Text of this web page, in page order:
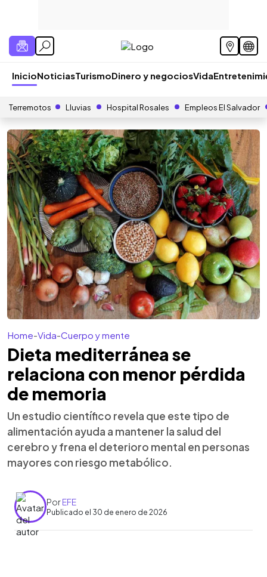
InicioNoticiasTurismoDinero y negociosVida
Terremotos Lluvias Hospital Rosales Empleos El Salvador
Home-Vida-Cuerpo y mente
Dieta mediterránea se
relaciona con menor pérdida
de memoria
Un estudio científico revela que este tipo de
alimentación ayuda a mantener la salud del
cerebro y frena el deterioro mental en personas
mayores con riesgo metabólico.
PorEFE
Publicado el 30 de enero de 2026